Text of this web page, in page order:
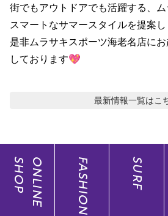
街でもアウトドアでも活躍する、
スマートなサマースタイルを提案し
是非ムラサキスポーツ海老名店に
しております💖
最新情報一覧はこ
ONLINE
SHOP FASHION SURF